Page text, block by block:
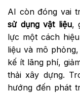
AI còn đóng vai
sử dụng vật liệu,
lực một cách
liệu và mô
kế ít lãng phí,
thải xây dựng.
hướng đến phát